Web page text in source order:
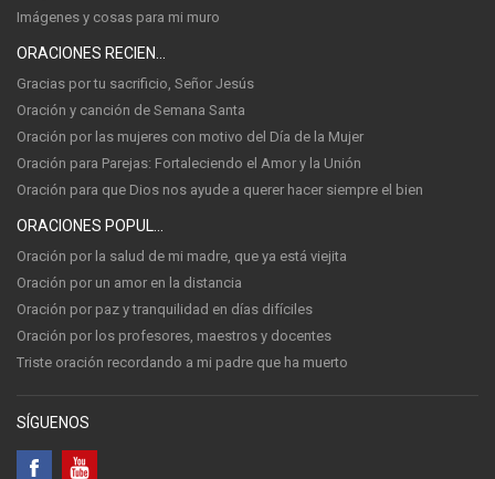
Imágenes y cosas para mi muro
Gracias por tu sacrificio, Señor Jesús
Oración y canción de Semana Santa
Oración por las mujeres con motivo del Día de la Mujer
Oración para Parejas: Fortaleciendo el Amor y la Unión
Oración para que Dios nos ayude a querer hacer siempre el bien
Oración por la salud de mi madre, que ya está viejita
Oración por un amor en la distancia
Oración por paz y tranquilidad en días difíciles
Oración por los profesores, maestros y docentes
Triste oración recordando a mi padre que ha muerto
SÍGUENOS